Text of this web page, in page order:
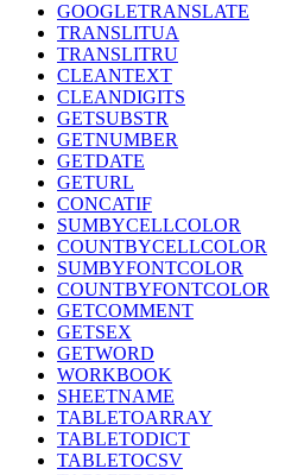
GOOGLETRANSLATE
TRANSLITUA
TRANSLITRU
CLEANTEXT
CLEANDIGITS
GETSUBSTR
GETNUMBER
GETDATE
GETURL
CONCATIF
SUMBYCELLCOLOR
COUNTBYCELLCOLOR
SUMBYFONTCOLOR
COUNTBYFONTCOLOR
GETCOMMENT
GETSEX
GETWORD
WORKBOOK
SHEETNAME
TABLETOARRAY
TABLETODICT
TABLETOCSV